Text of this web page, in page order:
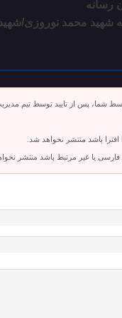
رسانه
شهید محمد نوروزی/
شما، پس از تایید توسط تیم
باشد منتشر نخواهد شد.
فارسی یا غیر مرتبط باشد منتشر